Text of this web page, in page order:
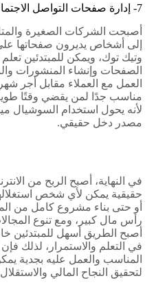
7- إدارة صفحات التواصل الاجتماعي
أصبحت الشركات الصغيرة
إلى أشخاص يديرون صفحاتها
وتيك توك، ويمكن للمبتدئين
الصفحات وإنشاء المنشورات
العمل مع العملاء مقابل أجر
مناسب جدًا لمن يقضي وقتًا
لأنه يحول استخدام السوشيال
مصدر دخل حقيقي.
في النهاية، أصبح الربح من
حقيقية يمكن لأي شخص
أو حتى بناء مشروع كامل من
أصبح الطريق أسهل للمبتدئين
في التعلم والاستمرار، لذلك فإن
المناسب والعمل عليه بجدية
لتحقيق النجاح المالي